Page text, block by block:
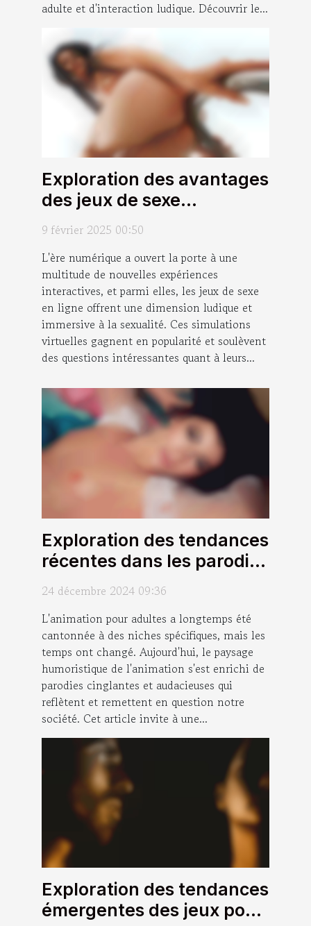
adulte et d'interaction ludique. Découvrir le...
Exploration des avantages
des jeux de sexe
interactifs en ligne
9 février 2025 00:50
L'ère numérique a ouvert la porte à une
multitude de nouvelles expériences
interactives, et parmi elles, les jeux de sexe
en ligne offrent une dimension ludique et
immersive à la sexualité. Ces simulations
virtuelles gagnent en popularité et soulèvent
des questions intéressantes quant à leurs...
Exploration des tendances
récentes dans les parodies
animées pour adultes
24 décembre 2024 09:36
L'animation pour adultes a longtemps été
cantonnée à des niches spécifiques, mais les
temps ont changé. Aujourd'hui, le paysage
humoristique de l'animation s'est enrichi de
parodies cinglantes et audacieuses qui
reflètent et remettent en question notre
société. Cet article invite à une...
Exploration des tendances
émergentes des jeux pour